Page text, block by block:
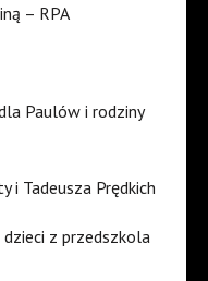
– RPA
Paulów i rodziny
i Tadeusza Prędkich
z przedszkola